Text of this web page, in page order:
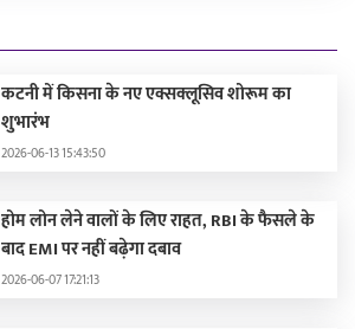
कटनी में किसना के नए एक्सक्लूसिव शोरूम का
शुभारंभ
2026-06-13 15:43:50
होम लोन लेने वालों के लिए राहत, RBI के फैसले के
बाद EMI पर नहीं बढ़ेगा दबाव
2026-06-07 17:21:13